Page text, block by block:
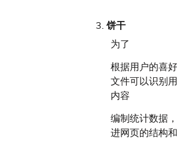
饼干
为了
根据用户的喜
文件可以识别
内容
编制统计数据
进网页的结构